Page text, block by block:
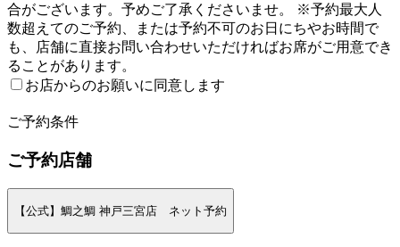
合がございます。予めご了承くださいませ。 ※予約最大人
数超えてのご予約、または予約不可のお日にちやお時間で
も、店舗に直接お問い合わせいただければお席がご用意でき
ることがあります。
お店からのお願いに同意します
ご予約条件
ご予約店舗
【公式】鯛之鯛 神戸三宮店 ネット予約